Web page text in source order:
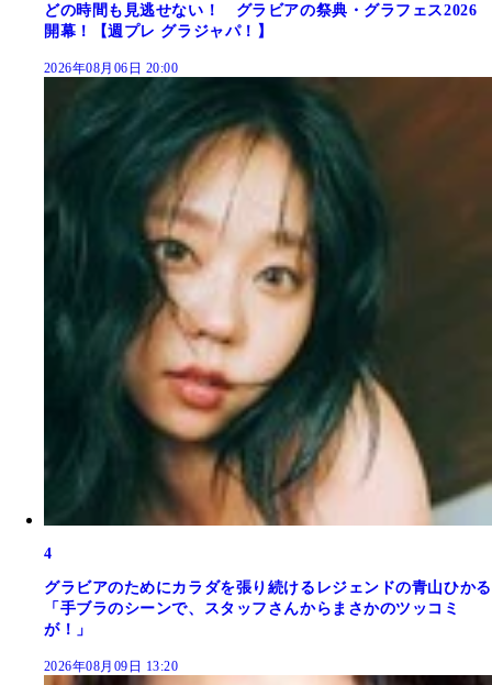
どの時間も見逃せない！ グラビアの祭典・グラフェス2026
開幕！【週プレ グラジャパ！】
2026年08月06日 20:00
4
グラビアのためにカラダを張り続けるレジェンドの青山ひかる
「手ブラのシーンで、スタッフさんからまさかのツッコミ
が！」
2026年08月09日 13:20